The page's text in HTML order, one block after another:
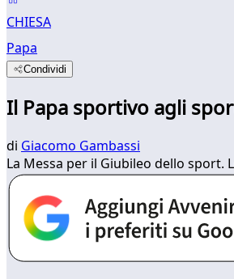
CHIESA
Papa
Condividi
Il Papa sportivo agli
di Giacomo Gambassi
La Messa per il Giubileo dello sport.